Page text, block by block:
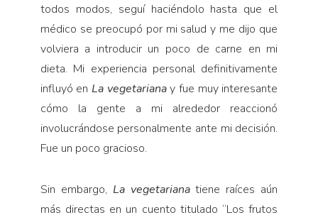
todos modos, seguí haciéndolo hasta que el
médico se preocupó por mi salud y me dijo que
volviera a introducir un poco de carne en mi
dieta. Mi experiencia personal definitivamente
influyó en La vegetarianay fue muy interesante
cómo la gente a mi alrededor reaccionó
involucrándose personalmente ante mi decisión.
Fue un poco gracioso.
Sin embargo, La vegetarianatiene raíces aún
más directas en un cuento titulado “Los frutos